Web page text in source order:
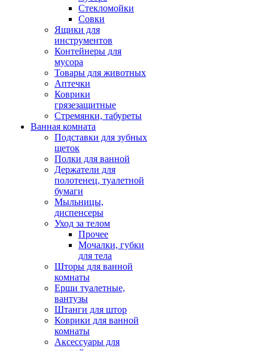
Стекломойки
Совки
Ящики для
инструментов
Контейнеры для
мусора
Товары для животных
Аптечки
Коврики
грязезащитные
Стремянки, табуреты
Ванная комната
Подставки для зубных
щеток
Полки для ванной
Держатели для
полотенец, туалетной
бумаги
Мыльницы,
диспенсеры
Уход за телом
Прочее
Мочалки, губки
для тела
Шторы для ванной
комнаты
Ерши туалетные,
вантузы
Штанги для штор
Коврики для ванной
комнаты
Аксессуары для